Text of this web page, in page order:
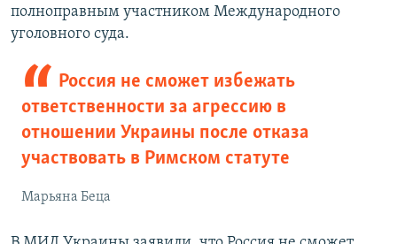
полноправным участником Международного
уголовного суда.
Россия не сможет избежать
ответственности за агрессию в
отношении Украины после отказа
участвовать в Римском статуте
Марьяна Беца